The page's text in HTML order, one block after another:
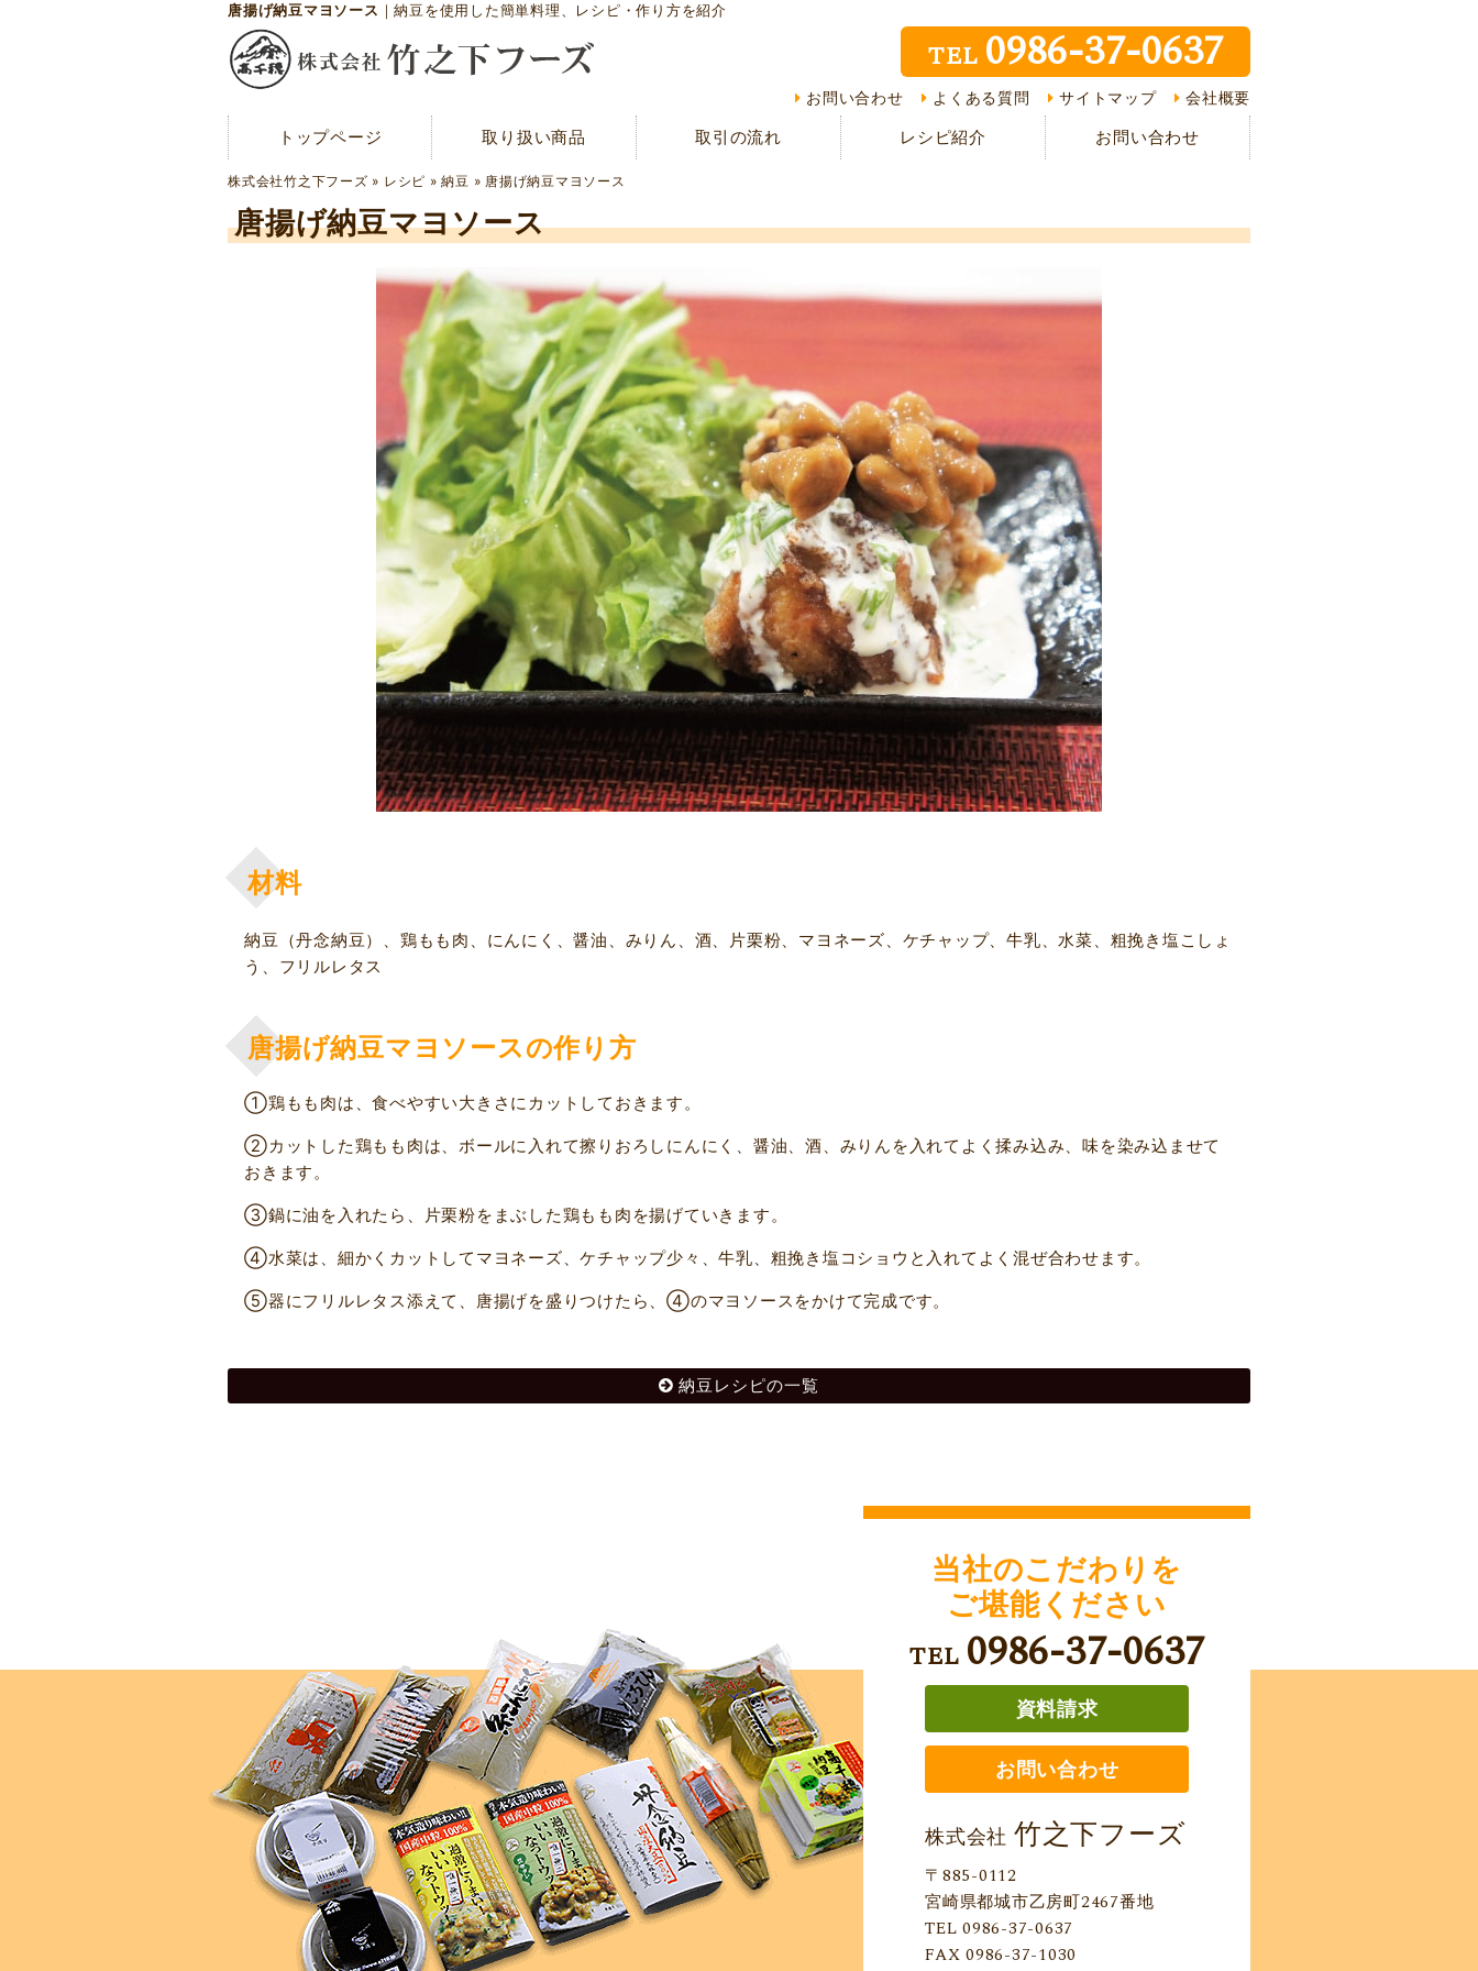
唐揚げ納豆マヨソース ｜納豆を使用した簡単料理、レシピ・作り方を紹介
TEL 0986-37-0637
お問い合わせ よくある質問 サイトマップ 会社概要
トップページ 取り扱い商品 取引の流れ レシピ紹介 お問い合わせ
株式会社竹之下フーズ » レシピ »納豆 » 唐揚げ納豆マヨソース
唐揚げ納豆マヨソース
材料
納豆（丹念納豆）、鶏もも肉、にんにく、醤油、みりん、酒、片栗粉、マヨネーズ、ケチャップ、牛乳、水菜、粗挽き塩こしょ
う、フリルレタス
唐揚げ納豆マヨソースの作り方
①鶏もも肉は、食べやすい大きさにカットしておきます。
②カットした鶏もも肉は、ボールに入れて擦りおろしにんにく、醤油、酒、みりんを入れてよく揉み込み、味を染み込ませて
おきます。
③鍋に油を入れたら、片栗粉をまぶした鶏もも肉を揚げていきます。
④水菜は、細かくカットしてマヨネーズ、ケチャップ少々、牛乳、粗挽き塩コショウと入れてよく混ぜ合わせます。
⑤器にフリルレタス添えて、唐揚げを盛りつけたら、④のマヨソースをかけて完成です。
納豆レシピの一覧
当社のこだわりを
ご堪能ください
TEL 0986-37-0637
資料請求
お問い合わせ
株式会社 竹之下フーズ
〒885-0112
宮崎県都城市乙房町2467番地
TEL 0986-37-0637
FAX 0986-37-1030
トップページ レシピ紹介
メディア紹介 CMギャラリー お客様の声
会社概要 現在の取り組み 取引の流れ
担当者紹介 採用情報
サイトマップ